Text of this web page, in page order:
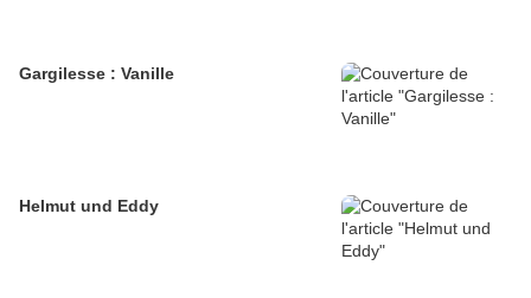
Gargilesse : Vanille
Helmut und Eddy